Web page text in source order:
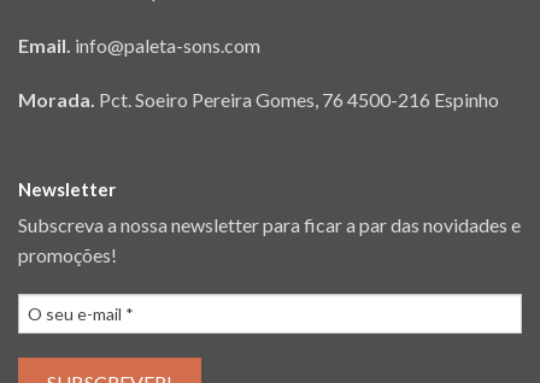
Email. info@paleta-sons.com
Morada. Pct. Soeiro Pereira Gomes, 76 4500-216 Espinho
Newsletter
Subscreva a nossa newsletter para ficar a par das novidades e
promoções!